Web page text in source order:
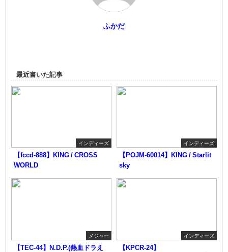
ふかだ
最近書いた記事
インディーズ
【fccd-888】KING / CROSS
WORLD
インディーズ
【POJM-60014】KING / Starlit
sky
メジャー
【TEC-44】N.D.P.(熱血ドラえ
インディーズ
【KPCR-24】